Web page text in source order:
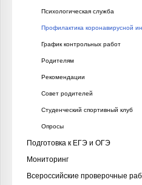
Психологическая служба
Профилактика коронавирусной
График контрольных работ
Родителям
Рекомендации
Совет родителей
Студенческий спортивный клуб
Опросы
Подготовка к ЕГЭ и ОГЭ
Мониторинг
Всероссийские проверочные